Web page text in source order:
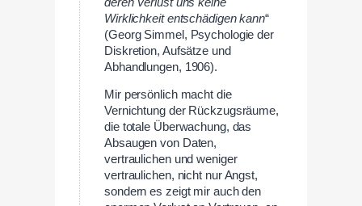
Wirklichkeit entschädigen kann“
(Georg Simmel, Psychologie der
Diskretion, Aufsätze und
Abhandlungen, 1906).
Mir persönlich macht die
Vernichtung der Rückzugsräume,
die totale Überwachung, das
Absaugen von Daten,
vertraulichen und weniger
vertraulichen, nicht nur Angst,
sondern es zeigt mir auch den